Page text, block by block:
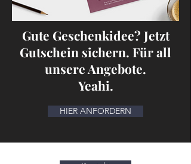
Gute Geschenkidee? Jetzt
Gutschein sichern. Für all
unsere Angebote.
Yeahi.
HIER ANFORDERN